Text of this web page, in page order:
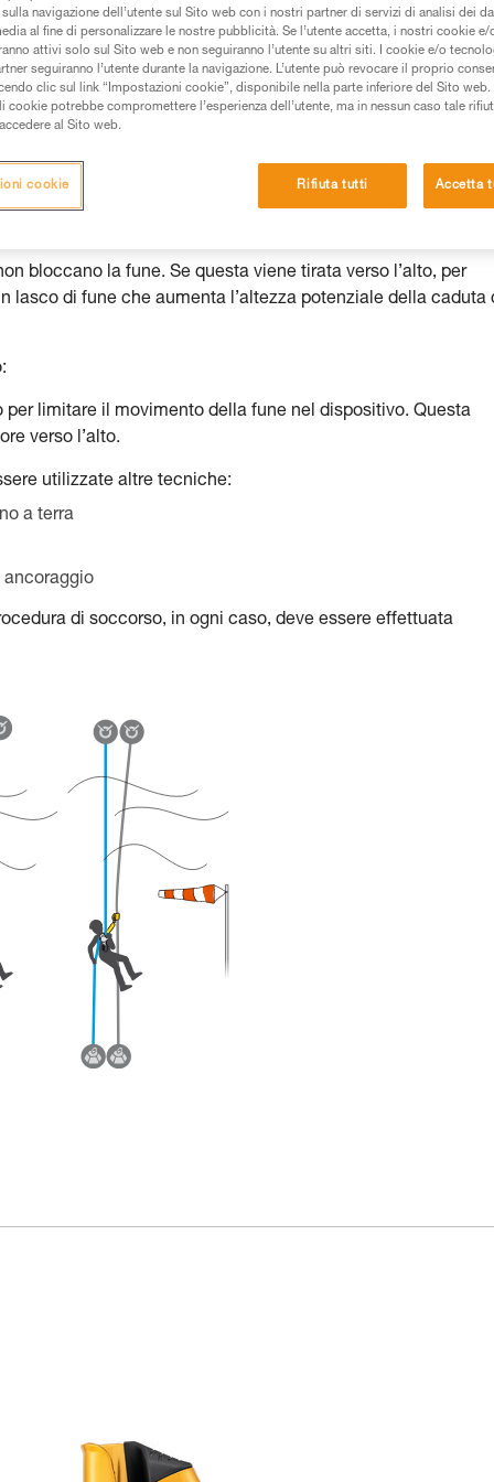
dei prodotti utilizzati in questo consiglio prima di
dell’istruzione tecnica per poter capire queste
una formazione ed un addestramento specifico.
attività. Ne possono esistere altre che non
bloccano la fune. Se questa viene tirata verso l’alto, per
lasco di fune che aumenta l’altezza potenziale della caduta
limitare il movimento della fune nel dispositivo. Questa
verso l’alto.
utilizzate altre tecniche:
a terra
ancoraggio
di soccorso, in ogni caso, deve essere effettuata
navigazione dell’utente sul Sito web con i nostri partner di servizi di analisi dei
al fine di personalizzare le nostre pubblicità. Se l’utente accetta, i nostri cookie
attivi solo sul Sito web e non seguiranno l’utente su altri siti. I cookie e/o
seguiranno l’utente durante la navigazione. L’utente può revocare il proprio
clic sul link “Impostazioni cookie”, disponibile nella parte inferiore del Sito
cookie potrebbe compromettere l’esperienza dell’utente, ma in nessun caso tale
al Sito web.
Rifiuta tutti Accetta
cookie